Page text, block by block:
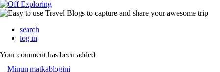
search
log in
Your comment has been added
Minun matkablogini